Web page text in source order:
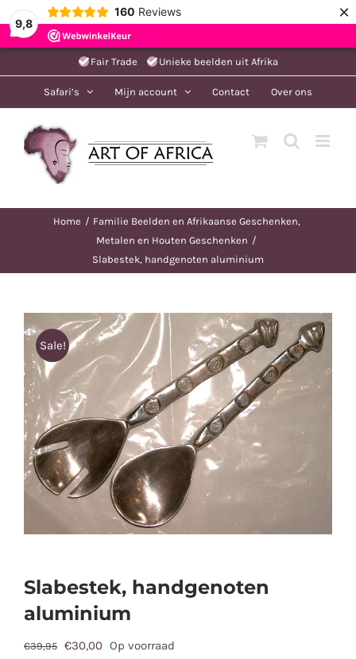
9,8
160 Reviews ×
naar
Fair Trade Unieke beelden uit Afrika
Safari’s Mijn account Contact Over ons
Home
Familie Beelden en Afrikaanse Geschenken
Metalen en Houten Geschenken
Slabestek, handgenoten aluminium
Sale!
Slabestek, handgenoten
aluminium
€39,95 Oorspronkelijke
€30,00 Huidige
Op voorraad